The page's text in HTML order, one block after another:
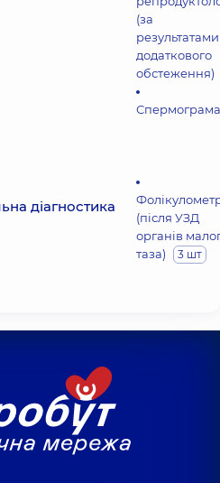
(за
результатами
додаткового
обстеження)
Спермограма
діагностика
(після УЗД
органів
таза)
3 шт